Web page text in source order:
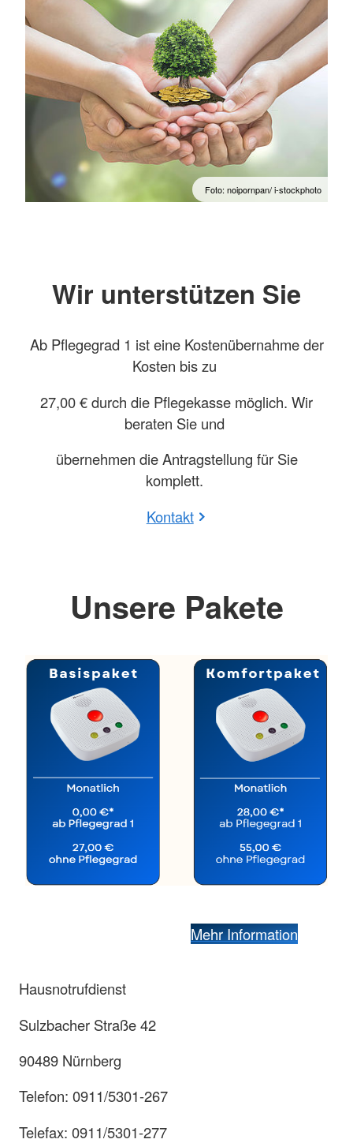
Foto: noipornpan/ i-stockphoto
Wir unterstützen Sie
Ab Pflegegrad 1 ist eine Kostenübernahme der
Kosten bis zu
27,00 € durch die Pflegekasse möglich. Wir
beraten Sie und
übernehmen die Antragstellung für Sie
komplett.
Kontakt
Unsere Pakete
Mehr Information
Hausnotrufdienst
Sulzbacher Straße 42
90489 Nürnberg
Telefon: 0911/5301-267
Telefax: 0911/5301-277